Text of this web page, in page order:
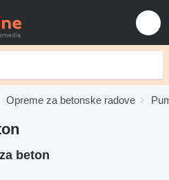
Opreme za betonske radove
beton